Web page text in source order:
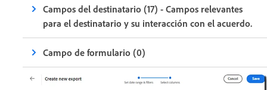
Campos del destinatario (17) - Campos relevantes
para el destinatario y su interacción con el acuerdo.
Campo de formulario (0)